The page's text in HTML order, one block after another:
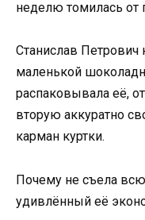
неделю томилась от
Станислав
маленькой
распаковывала её,
вторую аккуратно
карман куртки.
Почему не съела
удивлённый её